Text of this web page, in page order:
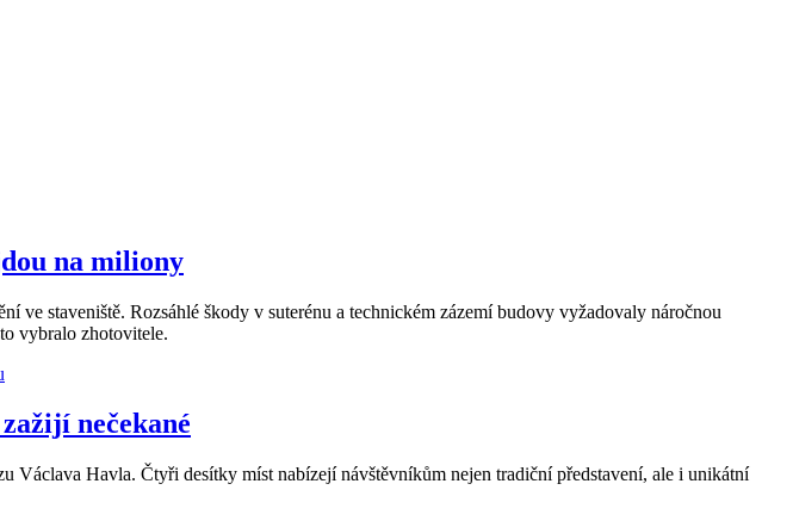
na miliony
staveniště. Rozsáhlé škody v suterénu a technickém zázemí budovy vyžadovaly náročnou
vybralo zhotovitele.
nečekané
Václava Havla. Čtyři desítky míst nabízejí návštěvníkům nejen tradiční představení, ale i unikátní